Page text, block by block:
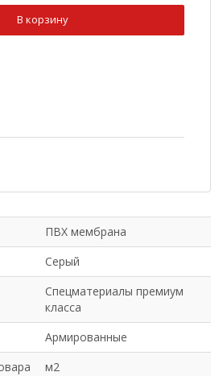
В корзину
ПВХ мембрана
Серый
Спецматериалы премиум
класса
Армированные
м2